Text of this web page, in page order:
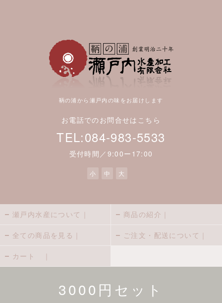
鞆の浦から瀬戸内の味をお届けします
お電話でのお問合せはこちら
TEL:084-983-5533
受付時間／9:00ー17:00
小 中 大
瀬戸内水産について｜ 商品の紹介｜
全ての商品を見る｜ ご注文・配送について｜
カート ｜
3000円セット